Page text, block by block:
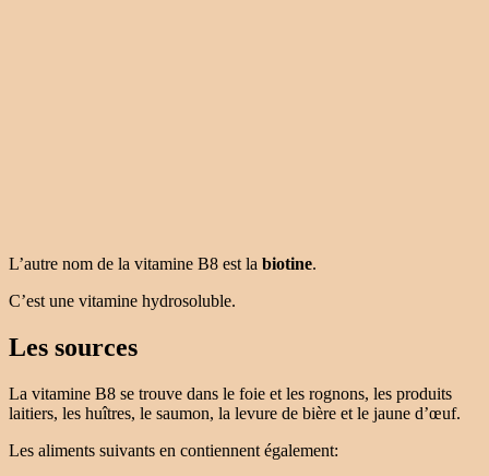
L’autre nom de la vitamine B8 est la biotine.
C’est une vitamine hydrosoluble.
Les sources
La vitamine B8 se trouve dans le foie et les rognons, les produits
laitiers, les huîtres, le saumon, la levure de bière et le jaune d’œuf.
Les aliments suivants en contiennent également: